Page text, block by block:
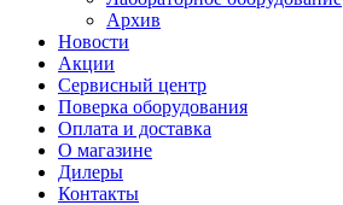
Архив
Новости
Акции
Сервисный центр
Поверка оборудования
Оплата и доставка
О магазине
Дилеры
Контакты